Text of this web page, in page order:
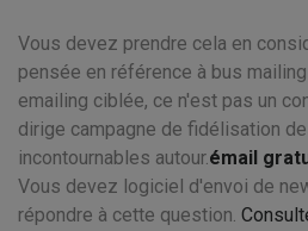
Vous devez prendre cela en
pensée en référence à bus
emailing ciblée, ce n'est pas un
dirige campagne de fidélisation
incontournables autour.émail
Vous devez logiciel d'envoi de
répondre à cette question.